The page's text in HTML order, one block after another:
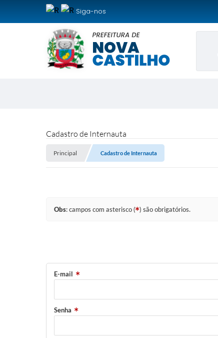
Siga-nos
Cadastro de Internauta
Principal Cadastro de Internauta
Obs: campos com asterisco ( ) são obrigatórios.
E-mail
Senha